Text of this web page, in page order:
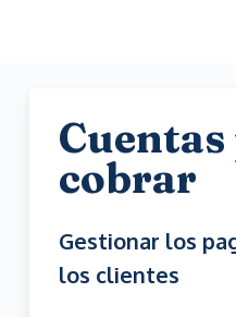
cobrar
Gestionar los
los clientes